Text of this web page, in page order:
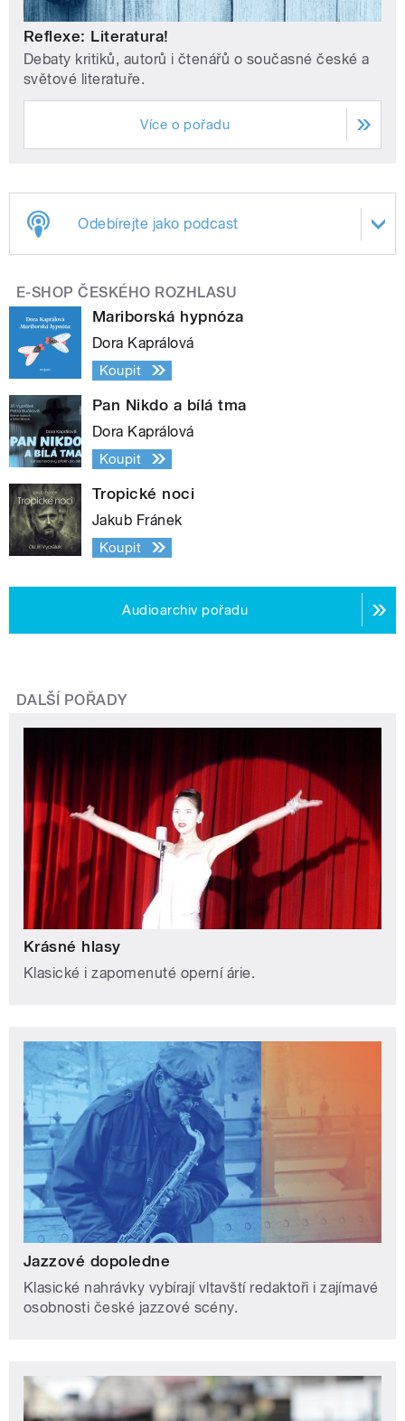
Reflexe: Literatura!
Debaty kritiků, autorů i čtenářů o současné české a
světové literatuře.
Více o pořadu
Odebírejte jako podcast
E-SHOP ČESKÉHO ROZHLASU
Mariborská hypnóza
Dora Kaprálová
Koupit
Pan Nikdo a bílá tma
Dora Kaprálová
Koupit
Tropické noci
Jakub Fránek
Koupit
Audioarchiv pořadu
DALŠÍ POŘADY
Krásné hlasy
Klasické i zapomenuté operní árie.
Jazzové dopoledne
Klasické nahrávky vybírají vltavští redaktoři i zajímavé
osobnosti české jazzové scény.